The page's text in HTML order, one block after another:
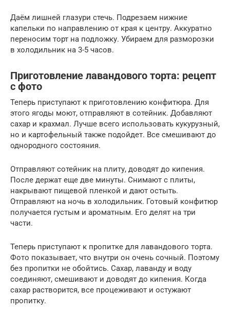
Даём лишней глазури стечь. Подрезаем нижние
капельки по направлению от края к центру. Аккуратно
переносим торт на подложку. Убираем для разморозки
в холодильник на 3-5 часов.
Приготовление лавандового торта: рецепт
с фото
Теперь приступают к приготовлению конфитюра. Для
этого ягоды моют, отправляют в сотейник. Добавляют
сахар и крахмал. Лучше всего использовать кукурузный,
но и картофельный также подойдет. Все смешивают до
однородного состояния.
Отправляют сотейник на плиту, доводят до кипения.
После держат еще две минуты. Снимают с плиты,
накрывают пищевой пленкой и дают остыть.
Отправляют на ночь в холодильник. Готовый конфитюр
получается густым и ароматным. Его делят на три
части.
Теперь приступают к пропитке для лавандового торта.
Фото показывает, что внутри он очень сочный. Поэтому
без пропитки не обойтись. Сахар, лаванду и воду
соединяют, смешивают и доводят до кипения. Когда
сахар растворится, все процеживают и остужают
пропитку.